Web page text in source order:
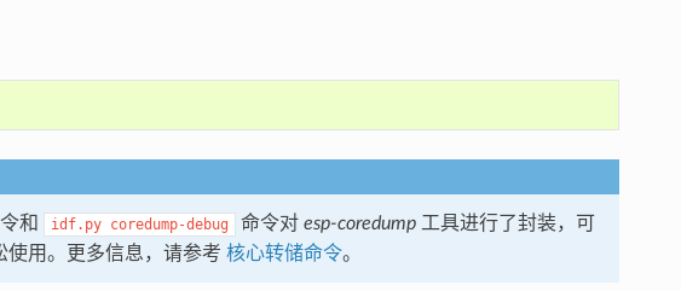
和 idf.py coredump-debug 命令对 esp-coredump工具进行了封装，可
使用。更多信息，请参考 核心转储命令。